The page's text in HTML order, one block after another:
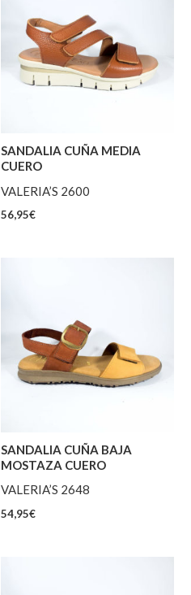
SANDALIA CUÑA MEDIA
CUERO
VALERIA’S 2600
56,95€
SANDALIA CUÑA BAJA
MOSTAZA CUERO
VALERIA’S 2648
54,95€